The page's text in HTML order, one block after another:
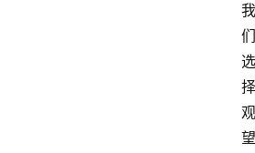
我
们
选
择
观
望